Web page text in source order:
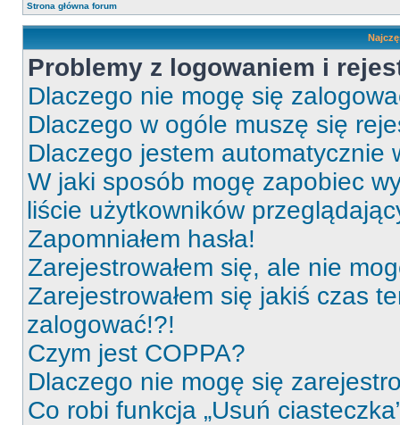
Strona główna forum
Problemy z logowaniem i
Dlaczego nie mogę się
Dlaczego w ogóle muszę się
Dlaczego jestem automatycznie
W jaki sposób mogę zapobiec
liście użytkowników
Zapomniałem hasła!
Zarejestrowałem się, ale nie
Zarejestrowałem się jakiś czas
zalogować!?!
Czym jest COPPA?
Dlaczego nie mogę się
Co robi funkcja „Usuń